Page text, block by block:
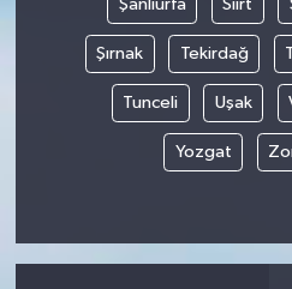
Şanlıurfa Siirt
Şırnak Tekirdağ
Tunceli Uşak
Yozgat